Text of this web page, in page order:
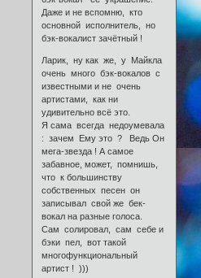
Даже и не вспомню, кто
основной исполнитель, но
бэк-вокалист зачётный !
Ларик, ну как же, у Майкла
очень много бэк-вокалов с
известными и не очень
артистами, как ни
удивительно всё это.
Я сама всегда недоумевала
: зачем Ему это ? Ведь Он
мега-звезда ! А самое
забавное, может, помнишь,
что к большинству
собственных песен он
записывал свой же бек-
вокал на разные голоса.
Сам солировал, сам себе и
бэки пел, вот такой
многофункциональный
артист ! )))